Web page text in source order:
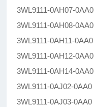
3WL9111-0AH07-0AA0
3WL9111-0AH08-0AA0
3WL9111-0AH11-0AA0
3WL9111-0AH12-0AA0
3WL9111-0AH14-0AA0
3WL9111-0AJ02-0AA0
3WL9111-0AJ03-0AA0